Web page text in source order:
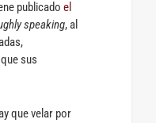
publicado el
speaking, al
sus
que velar por